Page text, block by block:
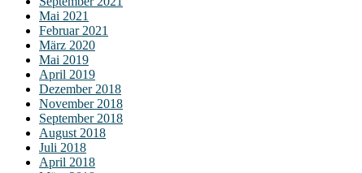
Mai 2021
Februar 2021
März 2020
Mai 2019
April 2019
Dezember 2018
November 2018
September 2018
August 2018
Juli 2018
April 2018